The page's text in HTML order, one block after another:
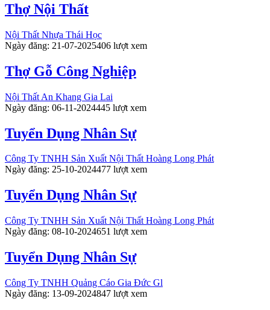
Thợ Nội Thất
Nội Thất Nhựa Thái Học
Ngày đăng: 21-07-2025406 lượt xem
Thợ Gỗ Công Nghiệp
Nội Thất An Khang Gia Lai
Ngày đăng: 06-11-2024445 lượt xem
Tuyển Dụng Nhân Sự
Công Ty TNHH Sản Xuất Nội Thất Hoàng Long Phát
Ngày đăng: 25-10-2024477 lượt xem
Tuyển Dụng Nhân Sự
Công Ty TNHH Sản Xuất Nội Thất Hoàng Long Phát
Ngày đăng: 08-10-2024651 lượt xem
Tuyển Dụng Nhân Sự
Công Ty TNHH Quảng Cáo Gia Đức Gl
Ngày đăng: 13-09-2024847 lượt xem